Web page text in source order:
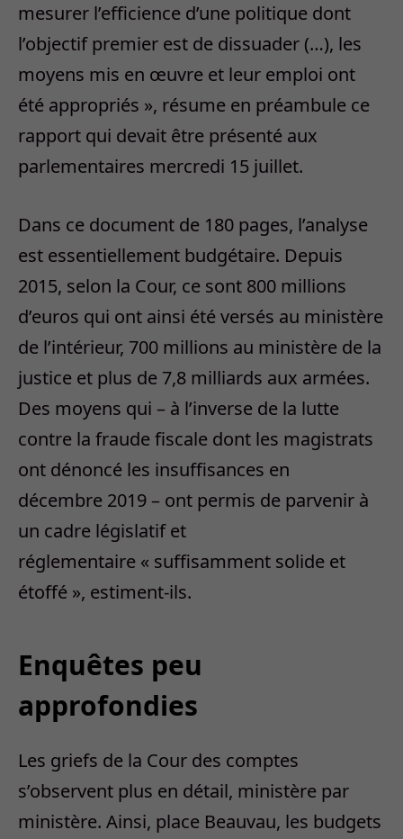
mesurer l’efficience d’une politique dont
l’objectif premier est de dissuader (…), les
moyens mis en œuvre et leur emploi ont
été appropriés », résume en préambule ce
rapport qui devait être présenté aux
parlementaires mercredi 15 juillet.
Dans ce document de 180 pages, l’analyse
est essentiellement budgétaire. Depuis
2015, selon la Cour, ce sont 800 millions
d’euros qui ont ainsi été versés au ministère
de l’intérieur, 700 millions au ministère de la
justice et plus de 7,8 milliards aux armées.
Des moyens qui – à l’inverse de la lutte
contre la fraude fiscale dont les magistrats
ont dénoncé les insuffisances en
décembre 2019 – ont permis de parvenir à
un cadre législatif et
réglementaire « suffisamment solide et
étoffé », estiment-ils.
Enquêtes peu
approfondies
Les griefs de la Cour des comptes
s’observent plus en détail, ministère par
ministère. Ainsi, place Beauvau, les budgets